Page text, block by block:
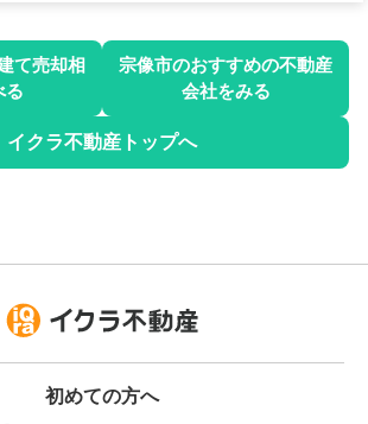
丘(宗像市)
市自由ヶ丘2丁目12-4
万円
2
市栄町7-4
-万円
て売却相
る
宗像市のおすすめの不動産
会社をみる
イクラ不動産トップへ
初めての方へ